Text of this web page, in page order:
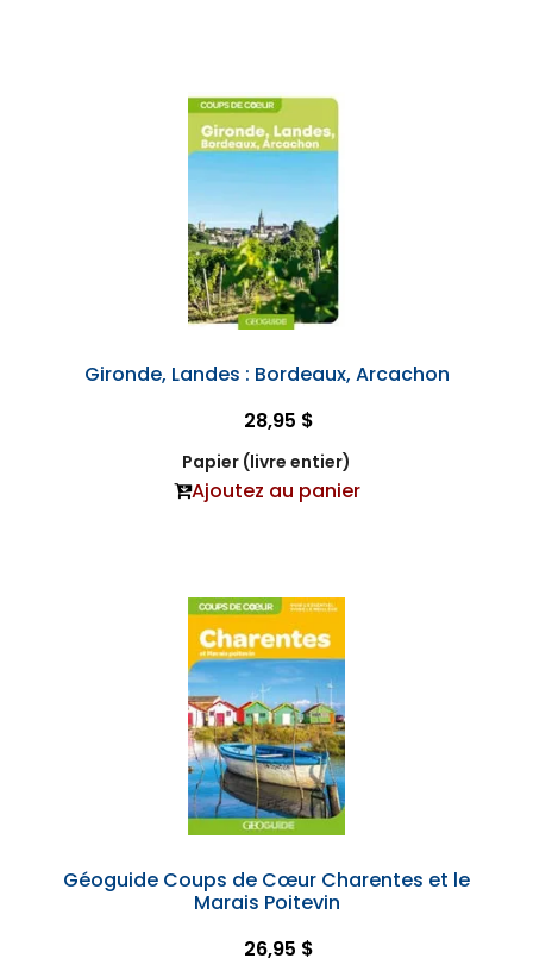
Gironde, Landes : Bordeaux, Arcachon
28,95 $
Papier (livre entier)
Ajoutez au panier
Géoguide Coups de Cœur Charentes et le
Marais Poitevin
26,95 $